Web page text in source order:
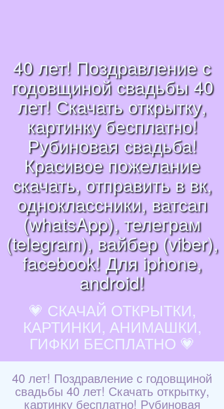
40 лет! Поздравление с
годовщиной свадьбы 40
лет! Скачать открытку,
картинку бесплатно!
Рубиновая свадьба!
Красивое пожелание
скачать, отправить в вк,
одноклассники, ватсап
(whatsApp), телеграм
(telegram), вайбер (viber),
facebook! Для iphone,
android!
💗 СКАЧАЙ ОТКРЫТКИ,
КАРТИНКИ, АНИМАШКИ,
ГИФКИ БЕСПЛАТНО 💗
40 лет! Поздравление с годовщиной
свадьбы 40 лет! Скачать открытку,
картинку бесплатно! Рубиновая